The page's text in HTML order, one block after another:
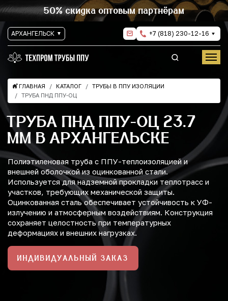
50% скидка оптовым партнёрам
АРХАНГЕЛЬСК +7 (818) 230-12-16
ГЛАВНАЯ КАТАЛОГ
ТРУБЫ В ППУ ИЗОЛЯЦИИ
ТРУБА ПНД ППУ-ОЦ
ТРУБА ПНД ППУ-ОЦ 23.7
ММ В АРХАНГЕЛЬСКЕ
Полиэтиленовая труба с ППУ-теплоизоляцией и
внешней оболочкой из оцинкованной стали.
Используется для надземной прокладки теплотрасс и
участков, требующих механической защиты.
Оцинкованная сталь обеспечивает устойчивость к УФ-
излучению и атмосферным воздействиям. Конструкция
сохраняет целостность при температурных
деформациях и внешних нагрузках.
ИНДИВИДУАЛЬНЫЙ ЗАКАЗ